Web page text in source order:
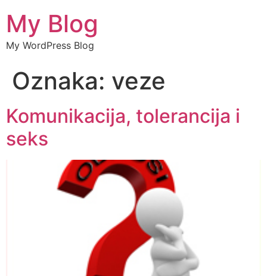
My Blog
My WordPress Blog
Oznaka: veze
Komunikacija, tolerancija i
seks